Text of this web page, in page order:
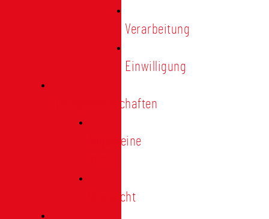
Verarbeitung
Einwilligung
Tischgemeinschaften
Allgemeine
Übersicht